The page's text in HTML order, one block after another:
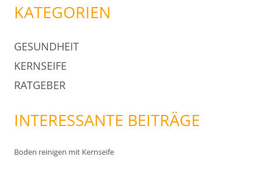
KATEGORIEN
GESUNDHEIT
KERNSEIFE
RATGEBER
INTERESSANTE BEITRÄGE
Boden reinigen mit Kernseife